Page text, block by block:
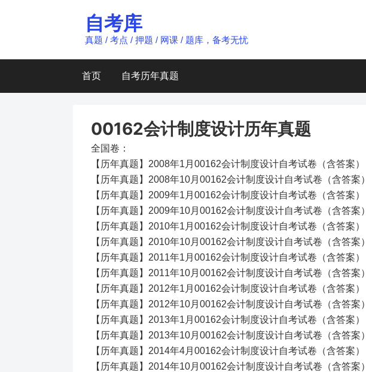
自考库
真题 / 考点 / 押题 / 网课 / 题库，备考无忧
首页 自考历年真题
00162会计制度设计历年真题
全国卷：
【历年真题】2008年1月00162会计制度设计自考试卷（含答案）
【历年真题】2008年10月00162会计制度设计自考试卷（含答案）
【历年真题】2009年1月00162会计制度设计自考试卷（含答案）
【历年真题】2009年10月00162会计制度设计自考试卷（含答案）
【历年真题】2010年1月00162会计制度设计自考试卷（含答案）
【历年真题】2010年10月00162会计制度设计自考试卷（含答案）
【历年真题】2011年1月00162会计制度设计自考试卷（含答案）
【历年真题】2011年10月00162会计制度设计自考试卷（含答案）
【历年真题】2012年1月00162会计制度设计自考试卷（含答案）
【历年真题】2012年10月00162会计制度设计自考试卷（含答案）
【历年真题】2013年1月00162会计制度设计自考试卷（含答案）
【历年真题】2013年10月00162会计制度设计自考试卷（含答案）
【历年真题】2014年4月00162会计制度设计自考试卷（含答案）
【历年真题】2014年10月00162会计制度设计自考试卷（含答案）